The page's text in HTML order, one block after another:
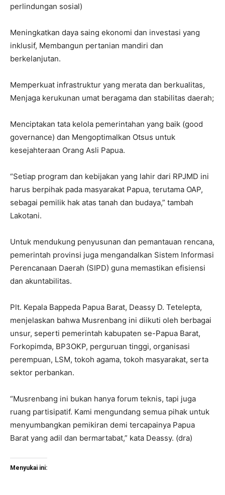
perlindungan sosial)
Meningkatkan daya saing ekonomi dan investasi yang
inklusif, Membangun pertanian mandiri dan
berkelanjutan.
Memperkuat infrastruktur yang merata dan berkualitas,
Menjaga kerukunan umat beragama dan stabilitas daerah;
Menciptakan tata kelola pemerintahan yang baik (good
governance) dan Mengoptimalkan Otsus untuk
kesejahteraan Orang Asli Papua.
“Setiap program dan kebijakan yang lahir dari RPJMD ini
harus berpihak pada masyarakat Papua, terutama OAP,
sebagai pemilik hak atas tanah dan budaya,” tambah
Lakotani.
Untuk mendukung penyusunan dan pemantauan rencana,
pemerintah provinsi juga mengandalkan Sistem Informasi
Perencanaan Daerah (SIPD) guna memastikan efisiensi
dan akuntabilitas.
Plt. Kepala Bappeda Papua Barat, Deassy D. Tetelepta,
menjelaskan bahwa Musrenbang ini diikuti oleh berbagai
unsur, seperti pemerintah kabupaten se-Papua Barat,
Forkopimda, BP3OKP, perguruan tinggi, organisasi
perempuan, LSM, tokoh agama, tokoh masyarakat, serta
sektor perbankan.
“Musrenbang ini bukan hanya forum teknis, tapi juga
ruang partisipatif. Kami mengundang semua pihak untuk
menyumbangkan pemikiran demi tercapainya Papua
Barat yang adil dan bermartabat,” kata Deassy. (dra)
Menyukai ini: